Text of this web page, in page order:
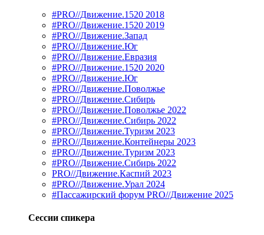
#PRO//Движение.1520 2018
#PRO//Движение.1520 2019
#PRO//Движение.Запад
#PRO//Движение.Юг
#PRO//Движение.Евразия
#PRO//Движение.1520 2020
#PRO//Движение.Юг
#PRO//Движение.Поволжье
#PRO//Движение.Сибирь
#PRO//Движение.Поволжье 2022
#PRO//Движение.Сибирь 2022
#PRO//Движение.Туризм 2023
#PRO//Движение.Контейнеры 2023
#PRO//Движение.Туризм 2023
#PRO//Движение.Сибирь 2022
PRO//Движение.Каспий 2023
#PRO//Движение.Урал 2024
#Пассажирский форум PRO//Движение 2025
Сессии спикера